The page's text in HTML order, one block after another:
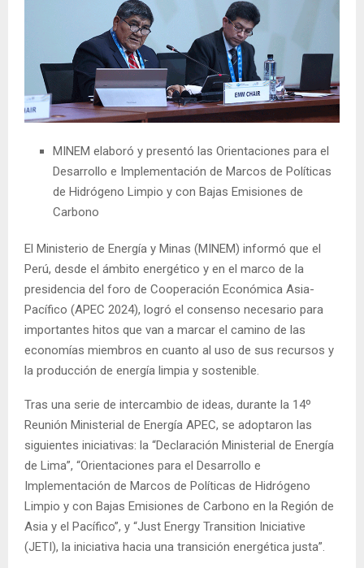
MINEM elaboró y presentó las Orientaciones para el
Desarrollo e Implementación de Marcos de Políticas
de Hidrógeno Limpio y con Bajas Emisiones de
Carbono
El Ministerio de Energía y Minas (MINEM) informó que el
Perú, desde el ámbito energético y en el marco de la
presidencia del foro de Cooperación Económica Asia-
Pacífico (APEC 2024), logró el consenso necesario para
importantes hitos que van a marcar el camino de las
economías miembros en cuanto al uso de sus recursos y
la producción de energía limpia y sostenible.
Tras una serie de intercambio de ideas, durante la 14º
Reunión Ministerial de Energía APEC, se adoptaron las
siguientes iniciativas: la “Declaración Ministerial de Energía
de Lima”, “Orientaciones para el Desarrollo e
Implementación de Marcos de Políticas de Hidrógeno
Limpio y con Bajas Emisiones de Carbono en la Región de
Asia y el Pacífico”, y “Just Energy Transition Iniciative
(JETI), la iniciativa hacia una transición energética justa”.